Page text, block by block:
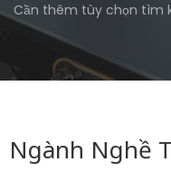
Cần thêm tùy chọn tìm
Ngành Nghề